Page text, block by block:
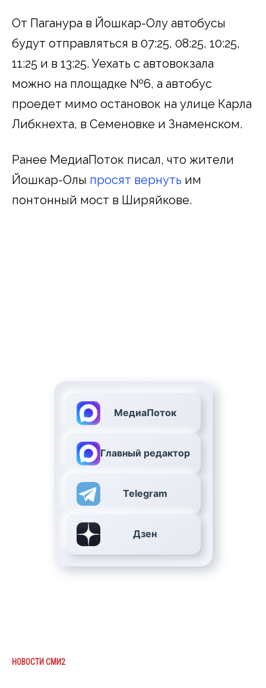
От Паганура в Йошкар-Олу автобусы
будут отправляться в 07:25, 08:25, 10:25,
11:25 и в 13:25. Уехать с автовокзала
можно на площадке №6, а автобус
проедет мимо остановок на улице Карла
Либкнехта, в Семеновке и Знаменском.
Ранее МедиаПоток писал, что жители
Йошкар-Олы просят вернуть им
понтонный мост в Ширяйкове.
МедиаПоток
Главный редактор
Telegram
Дзен
НОВОСТИ СМИ2